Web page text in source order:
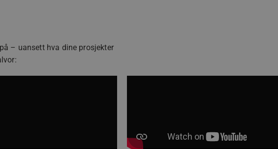
– uansett hva dine prosjekter